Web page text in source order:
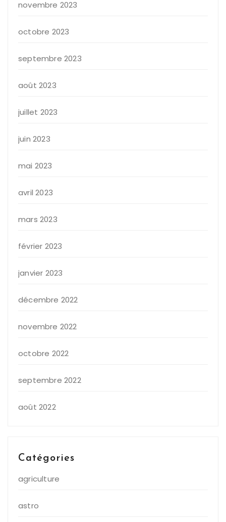
novembre 2023
octobre 2023
septembre 2023
août 2023
juillet 2023
juin 2023
mai 2023
avril 2023
mars 2023
février 2023
janvier 2023
décembre 2022
novembre 2022
octobre 2022
septembre 2022
août 2022
Catégories
agriculture
astro